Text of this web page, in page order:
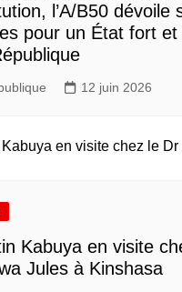
l’A/B50 dévoile
pour un État fort et
12 juin 2026
Kabuya en visite
Jules à Kinshasa